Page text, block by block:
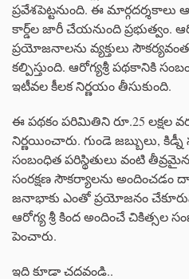
ప్రవేశపెట్టనుంది. ఈ మార్గదర్శకాలు
కార్డ్‌ల జారీ చేయనుంది ప్రభుత్వం.
ప్రయోజనాలను వ్యక్తులు
కల్పిస్తుంది. ఆరోగ్యశ్రీ పథకానికి
ఇటీవల కీలక నిర్ణయం తీసుకుంది.
ఈ పథకం పరిమితిని రూ.25 లక్షల
నిర్ణయించారు. గుండె జబ్బులు,
సంబంధిత పరిస్థితులు వంటి
సంరక్షణ సౌకర్యాలను అందించడం
జనాభాకు ఎంతో ప్రయోజనం
ఆరోగ్య శ్రీ కింద అందించే చికిత్సల
పెంచారు.
ఇది కూడా చదవండి..